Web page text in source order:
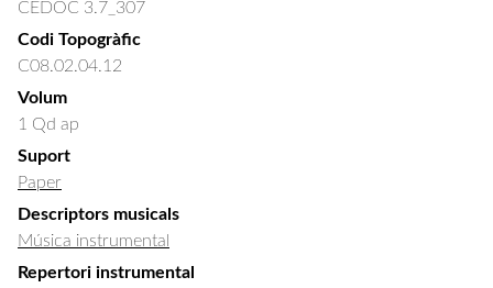
CEDOC 3.7_307
Codi Topogràfic
C08.02.04.12
Volum
1 Qd ap
Suport
Paper
Descriptors musicals
Música instrumental
Repertori instrumental